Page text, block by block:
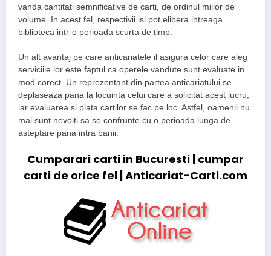
vanda cantitati semnificative de carti, de ordinul miilor de
volume. In acest fel, respectivii isi pot elibera intreaga
biblioteca intr-o perioada scurta de timp.
Un alt avantaj pe care anticariatele il asigura celor care aleg
serviciile lor este faptul ca operele vandute sunt evaluate in
mod corect. Un reprezentant din partea anticariatului se
deplaseaza pana la locuinta celui care a solicitat acest lucru,
iar evaluarea si plata cartilor se fac pe loc. Astfel, oamenii nu
mai sunt nevoiti sa se confrunte cu o perioada lunga de
asteptare pana intra banii.
Cumparari carti in Bucuresti | cumpar
carti de orice fel | Anticariat-Carti.com